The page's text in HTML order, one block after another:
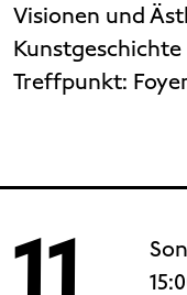
Visionen und
Kunstgeschichte
Treffpunkt:
11